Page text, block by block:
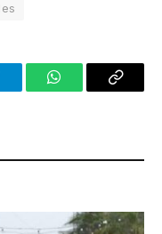
WhatsAppCopy